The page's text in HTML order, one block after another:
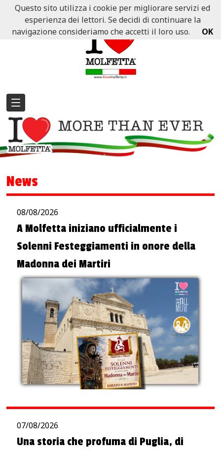
News
08/08/2026
A Molfetta iniziano ufficialmente i
Solenni Festeggiamenti in onore della
Madonna dei Martiri
07/08/2026
Una storia che profuma di Puglia, di
Questo sito utilizza i cookie per migliorare servizi ed
esperienza dei lettori. Se decidi di continuare la
navigazione consideriamo che accetti il loro uso.
OK